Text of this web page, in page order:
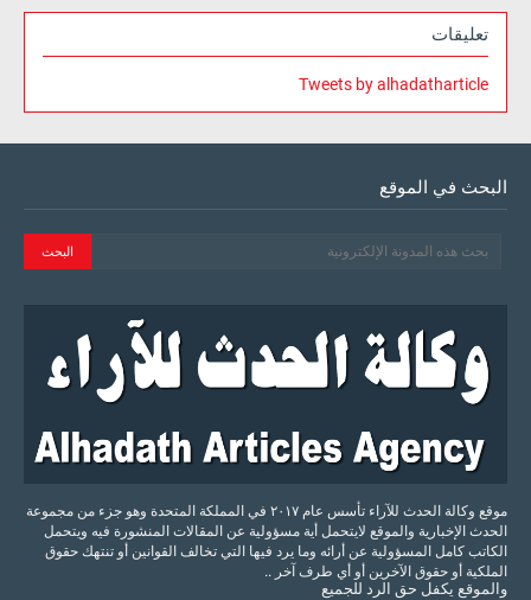
تعليقات
Tweets by alhadatharticle
البحث في الموقع
موقع وكالة الحدث للآراء تأسس عام ٢٠١٧ في المملكة المتحدة وهو جزء من مجموعة
الحدث الإخبارية والموقع لايتحمل أية مسؤولية عن المقالات المنشورة فيه ويتحمل
الكاتب كامل المسؤولية عن أرائه وما يرد فيها التي تخالف القوانين أو تنتهك حقوق
الملكية أو حقوق الآخرين أو أي طرف آخر ..
والموقع يكفل حق الرد للجميع